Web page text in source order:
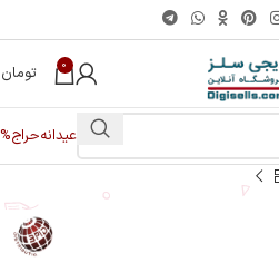
0 تومان
عیدانهحراج%